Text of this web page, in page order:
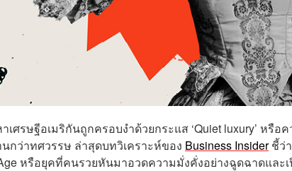
ศรษฐีอเมริกันถูกครอบงำด้วยกระแส ‘Quiet luxury’ หรื
กว่าทศวรรษ ล่าสุดบทวิเคราะห์ของ Business Insiderชี้ว่
หรือยุคที่คนรวยหันมาอวดความมั่งคั่งอย่างฉูดฉาดและเ